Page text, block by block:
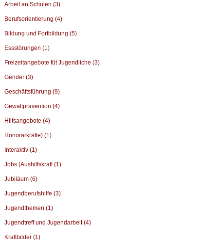
Arbeit an Schulen (3)
Berufsorientierung (4)
Bildung und Fortbildung (5)
Essstörungen (1)
Freizeitangebote füt Jugendliche (3)
Gender (3)
Geschäftsführung (9)
Gewaltprävention (4)
Hilfsangebote (4)
Honorarkräfte) (1)
Interaktiv (1)
Jobs (Aushilfskraft (1)
Jubiläum (6)
Jugendberufshilfe (3)
Jugendthemen (1)
Jugendtreff und Jugendarbeit (4)
Kraftbilder (1)